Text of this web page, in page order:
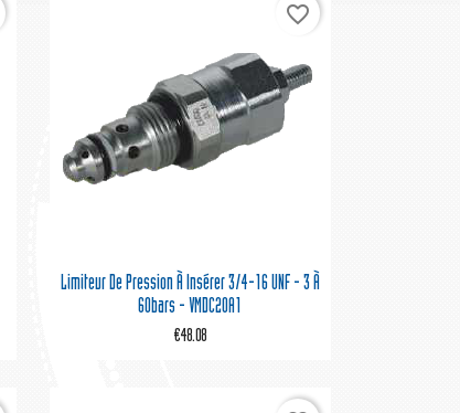
Quick view
Limiteur De Pression À Insérer 3/4-16 UNF - 3 À
60bars - VMDC20A1
€48.08
favorite_border